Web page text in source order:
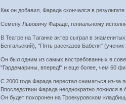
Как он добавил, Фарада скончался в
Семену Львовичу Фараде, гениальному
В Театре на Таганке актер сыграл в
Бенгальский), "Пять рассказов Бабеля" (ученик
Он был одним из самых востребованных в
"Гардемарины, вперед!" и еще более, чем 60
С 2000 года Фарада перестал сниматься из-за
Впоследствии Фарада неоднократно ложился в
Он будет похоронен на Троекуровском